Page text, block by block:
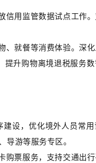
信用监管数据试点工作
、就餐等消费体验。深
提升购物离境退税服务
设，优化境外人员常
游等服务专区。
购票服务，支持交通出